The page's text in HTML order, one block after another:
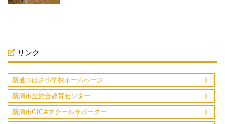
リンク
新通つばさ小学校ホームページ
新潟市立総合教育センター
新潟市GIGAスクールサポーター